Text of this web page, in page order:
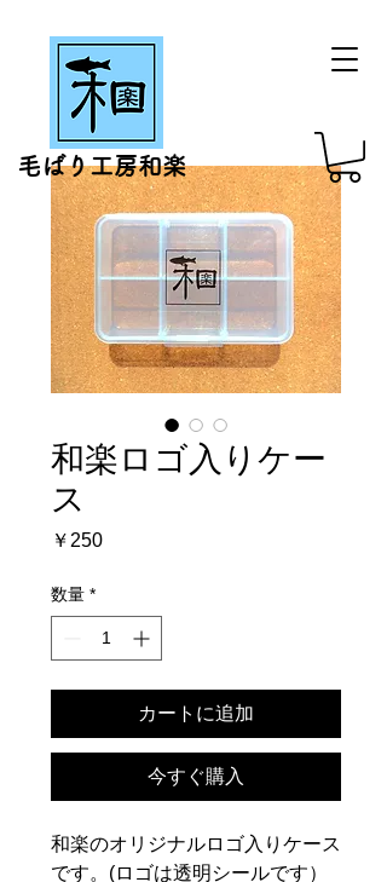
毛ばり工房和楽
和楽ロゴ入りケー
ス
￥250価
数量 *
カートに追加
今すぐ購入
和楽のオリジナルロゴ入りケース
です。(ロゴは透明シールです）